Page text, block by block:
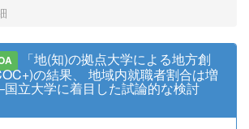
「地(知)の拠点大学による地方創
の結果、 地域内就職者割合は増
立大学に着目した試論的な検討